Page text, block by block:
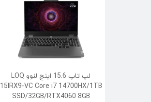
لپ تاپ 15.6 اینچ لنوو LOQ
15IRX9-VC Core i7 14700HX/1TB
SSD/32GB/RTX4060 8GB